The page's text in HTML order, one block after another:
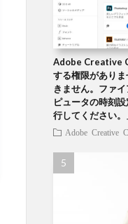
Adobe Creative
する権限があり
きません。ファ
ピュータの時刻
行してください
Adobe Creative